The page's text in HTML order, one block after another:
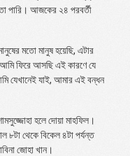
তা পারি। আজকের ২৪ পরবর্তী
মতো মানুষ হয়েছি, এটার
ফিরে আসছি এই কারণে যে
যেখানেই যাই, আমার এই বন্ধন
হলে দোয়া মাহফিল।
৮টা থেকে বিকেল ৪টা পর্যন্ত
জোহা খান।